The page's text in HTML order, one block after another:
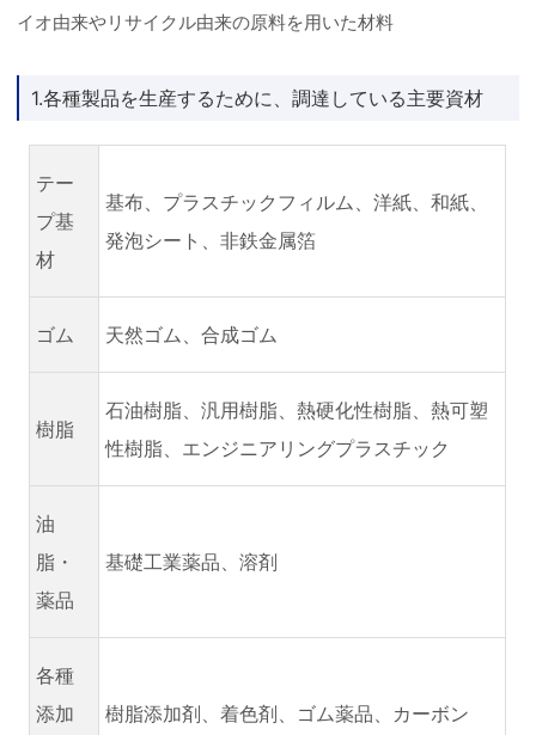
イオ由来やリサイクル由来の原料を用いた材料
1.各種製品を生産するために、調達している主要資材
テー
プ基
材
基布、プラスチックフィルム、洋紙、和紙、
発泡シート、非鉄金属箔
ゴム 天然ゴム、合成ゴム
樹脂
石油樹脂、汎用樹脂、熱硬化性樹脂、熱可塑
性樹脂、エンジニアリングプラスチック
油
脂・
薬品
基礎工業薬品、溶剤
各種
添加
樹脂添加剤、着色剤、ゴム薬品、カーボン